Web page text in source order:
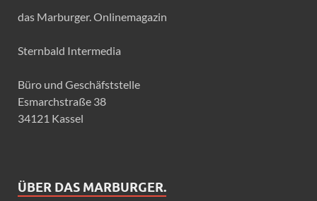
das Marburger. Onlinemagazin
Sternbald Intermedia
Büro und Geschäfststelle
Esmarchstraße 38
34121 Kassel
ÜBER DAS MARBURGER.